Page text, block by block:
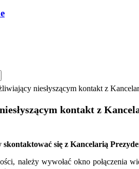
niesłyszącym kontakt z
kontakt z
skontaktować się z Kancelarią
należy wywołać okno połączenia